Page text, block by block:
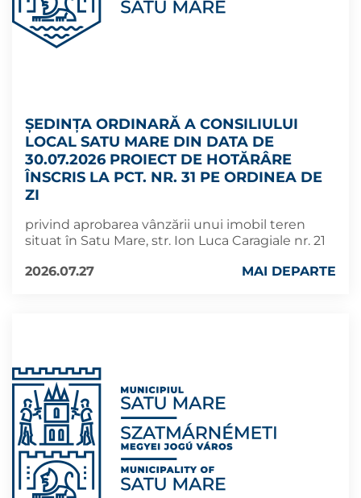
ȘEDINȚA ORDINARĂ A CONSILIULUI
LOCAL SATU MARE DIN DATA DE
30.07.2026 PROIECT DE HOTĂRÂRE
ÎNSCRIS LA PCT. NR. 31 PE ORDINEA DE
ZI
privind aprobarea vânzării unui imobil teren
situat în Satu Mare, str. Ion Luca Caragiale nr. 21
2026.07.27
MAI DEPARTE